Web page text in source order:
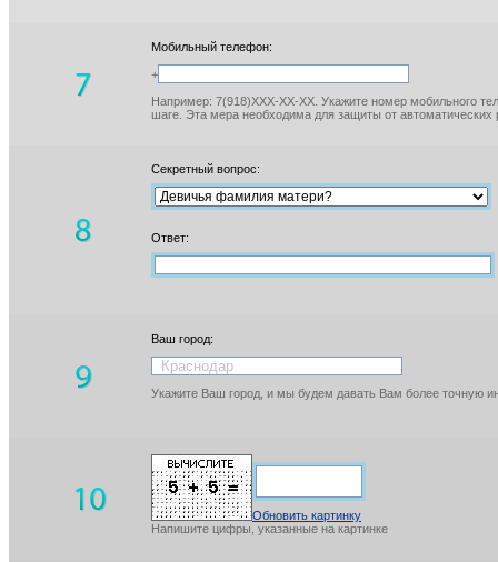
Мобильный телефон:
+
Например: 7(918)XXX-XX-XX. Укажите номер мобильного
шаге. Эта мера необходима для защиты от автоматических
Секретный вопрос:
Ответ:
Ваш город:
Укажите Ваш город, и мы будем давать Вам более точную
Обновить картинку
Напишите цифры, указанные на картинке